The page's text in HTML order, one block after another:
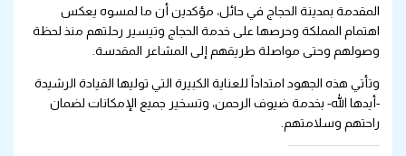
المقدمة بمدينة الحجاج في حائل، مؤكدين أن ما لمسوه يعكس
اهتمام المملكة وحرصها على خدمة الحجاج وتيسير رحلتهم منذ لحظة
وصولهم وحتى مواصلة طريقهم إلى المشاعر المقدسة.
وتأتي هذه الجهود امتداداً للعناية الكبيرة التي توليها القيادة الرشيدة
-أيدها الله- بخدمة ضيوف الرحمن، وتسخير جميع الإمكانات لضمان
راحتهم وسلامتهم.